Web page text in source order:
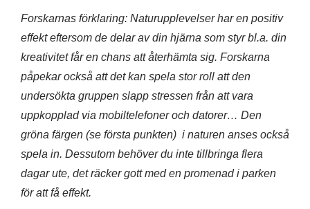
Forskarnas förklaring: Naturupplevelser har en positiv
effekt eftersom de delar av din hjärna som styr bl.a. din
kreativitet får en chans att återhämta sig. Forskarna
påpekar också att det kan spela stor roll att den
undersökta gruppen slapp stressen från att vara
uppkopplad via mobiltelefoner och datorer… Den
gröna färgen (se första punkten) i naturen anses också
spela in. Dessutom behöver du inte tillbringa flera
dagar ute, det räcker gott med en promenad i parken
för att få effekt.